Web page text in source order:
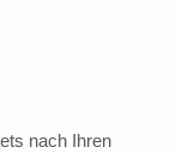
nach Ihren